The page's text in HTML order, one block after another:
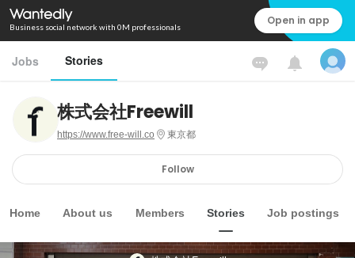
Business social network with 0M professionals Open in app
Jobs Stories
株式会社Freewill
https://www.free-will.co 東京都
Follow
Home About us Members Stories Job postings